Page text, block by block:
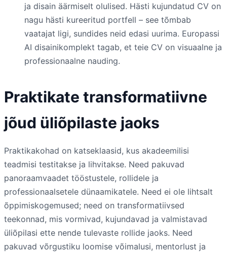
ja disain äärmiselt olulised. Hästi kujundatud CV on
nagu hästi kureeritud portfell – see tõmbab
vaatajat ligi, sundides neid edasi uurima. Europassi
AI disainikomplekt tagab, et teie CV on visuaalne ja
professionaalne nauding.
Praktikate transformatiivne
jõud üliõpilaste jaoks
Praktikakohad on katseklaasid, kus akadeemilisi
teadmisi testitakse ja lihvitakse. Need pakuvad
panoraamvaadet tööstustele, rollidele ja
professionaalsetele dünaamikatele. Need ei ole lihtsalt
õppimiskogemused; need on transformatiivsed
teekonnad, mis vormivad, kujundavad ja valmistavad
üliõpilasi ette nende tulevaste rollide jaoks. Need
pakuvad võrgustiku loomise võimalusi, mentorlust ja